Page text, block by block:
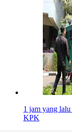
1 jam yang lalu
KPK